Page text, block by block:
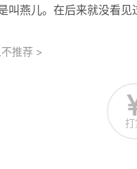
燕儿。在后来就没看见
推荐 >
打